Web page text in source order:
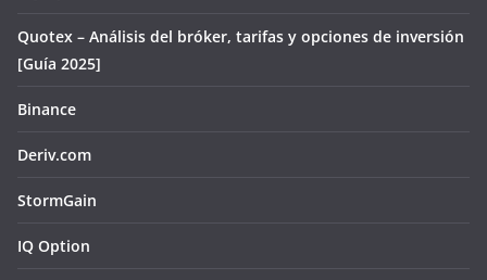
Quotex – Análisis del bróker, tarifas y opciones de inversión
[Guía 2025]
Binance
Deriv.com
StormGain
IQ Option